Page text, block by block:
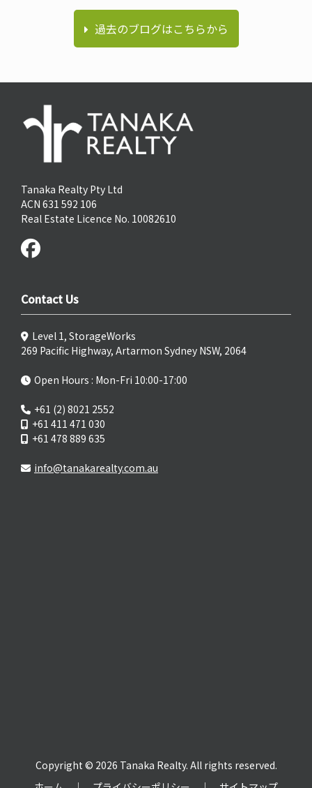
過去のブログはこちらから
Tanaka Realty Pty Ltd
ACN 631 592 106
Real Estate Licence No. 10082610
Contact Us
Level 1, StorageWorks
269 Pacific Highway, Artarmon Sydney NSW, 2064
Open Hours : Mon-Fri 10:00-17:00
+61 (2) 8021 2552
+61 411 471 030
+61 478 889 635
info@tanakarealty.com.au
Copyright © 2026 Tanaka Realty. All rights reserved.